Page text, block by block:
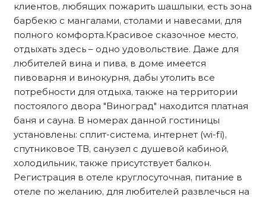
клиентов, любящих пожарить шашлыки, есть зона
барбекю с мангалами, столами и навесами, для
полного комфорта.Красивое сказочное место,
отдыхать здесь – одно удовольствие. Даже для
любителей вина и пива, в доме имеется
пивоварня и винокурня, дабы утолить все
потребности для отдыха, также на территории
постоялого двора "Виноград" находится платная
баня и сауна. В номерах данной гостиницы
установлены: сплит-система, интернет (wi-fi),
спутниковое ТВ, санузел с душевой кабиной,
холодильник, также присутствует балкон.
Регистрация в отеле круглосуточная, питание в
отеле по желанию, для любителей развлечься на